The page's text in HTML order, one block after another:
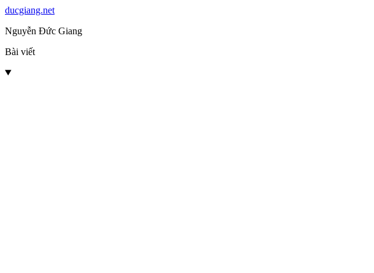
ducgiang.net
Nguyễn Đức Giang
Bài viết